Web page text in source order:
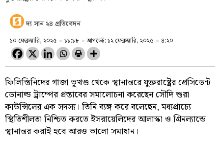
দ্য সান ২৪ প্রতিবেদন
১০ ফেব্রুয়ারি, ২০২৫ ১১:১৮ আপডেট: ১২ ফেব্রুয়ারি, ২০২৫ ৪:২০
ফিলিস্তিনিদের গাজা ভূখণ্ড থেকে স্থানান্তরে যুক্তরাষ্ট্রের প্রেসিডেন্ট
ডোনাল্ড ট্রাম্পের প্রস্তাবের সমালোচনা করেছেন সৌদি শুরা
কাউন্সিলের এক সদস্য। তিনি ব্যঙ্গ করে বলেছেন, মধ্যপ্রাচ্যে
স্থিতিশীলতা নিশ্চিত করতে ইসরায়েলিদের আলাস্কা ও গ্রিনল্যান্ডে
স্থানান্তর করাই হবে আরও ভালো সমাধান।